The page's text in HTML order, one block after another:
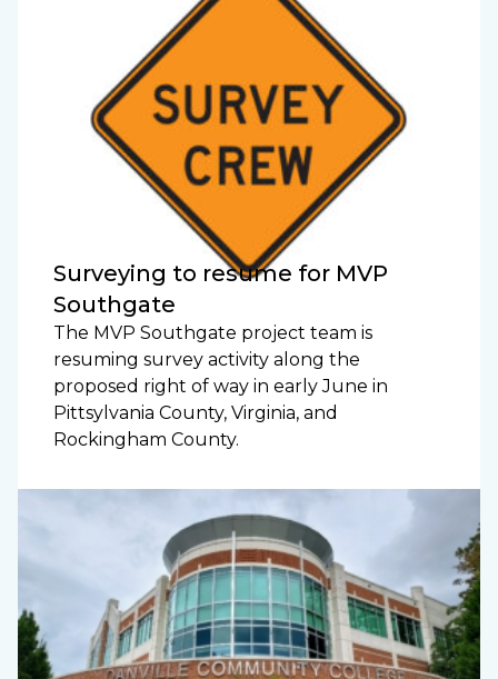
Surveying to resume for MVP
Southgate
The MVP Southgate project team is
resuming survey activity along the
proposed right of way in early June in
Pittsylvania County, Virginia, and
Rockingham County.